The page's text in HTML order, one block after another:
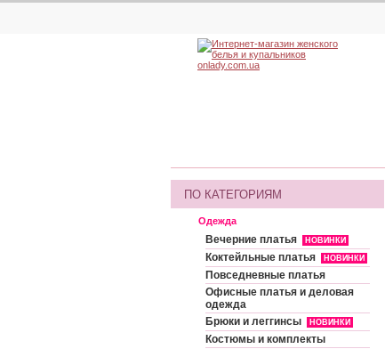
ПО КАТЕГОРИЯМ
Одежда
Вечерние платья НОВИНКИ
Коктейльные платья НОВИНКИ
Повседневные платья
Офисные платья и деловая
одежда
Брюки и леггинсы
НОВИНКИ
Костюмы и комплекты